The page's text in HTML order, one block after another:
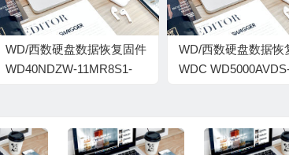
WD/西数硬盘数据恢复固件
WD40NDZW-11MR8S1-
0000000J-2140
WD/西数硬盘数据恢
WDC
0078002V-1980